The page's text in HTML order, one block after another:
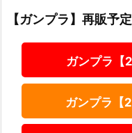
【ガンプラ】再販予
ガンプラ【
ガンプラ【